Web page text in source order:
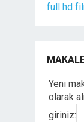
full hd
Yeni
olarak
giriniz: